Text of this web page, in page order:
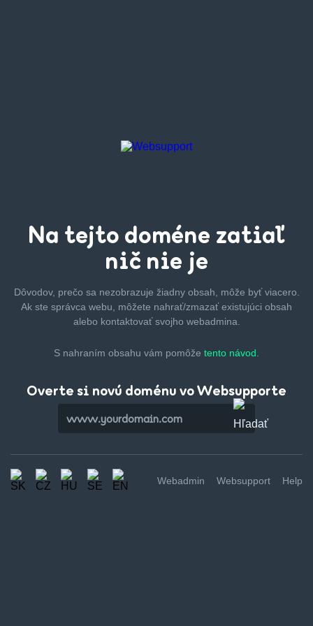
Na tejto doméne zatiaľ
nič nie je
Dôvodov, prečo sa nezobrazuje žiadny obsah, môže byťviacero.
Ak ste správca webu, môžete nahrať/zmazaťexistujúci obsah
alebo kontaktovať svojho webadmina.
S nahraním obsahu vám pomôže tento návod.
Overte si novú doménu vo Websupporte
Webadmin Websupport Help